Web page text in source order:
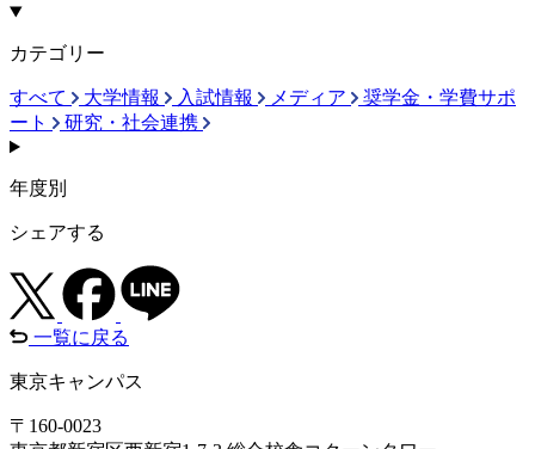
カテゴリー
すべて 大学情報 入試情報 メディア
奨学金・学費サポ
ート
研究・社会連携
年度別
シェアする
一覧に戻る
東京キャンパス
〒160-0023